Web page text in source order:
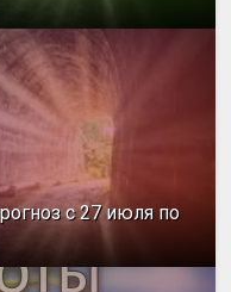
с 27 июля по